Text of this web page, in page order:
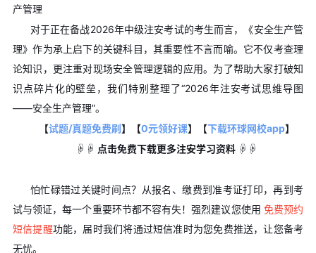
对于正在备战2026年中级注安考试的考生而言，《安全生产管
理》作为承上启下的关键科目，其重要性不言而喻。它不仅考查理
论知识，更注重对现场安全管理逻辑的应用。为了帮助大家打破知
识点碎片化的壁垒，我们特别整理了“2026年注安考试思维导图
——安全生产管理”。
【试题/真题免费刷】【0元领好课】【下载环球网校app】
☟☟ 点击免费下载更多注安学习资料 ☟☟
怕忙碌错过关键时间点？从报名、缴费到准考证打印，再到考
试与领证，每一个重要环节都不容有失！强烈建议您使用 免费预约
短信提醒功能，届时我们将通过短信准时为您免费推送，让您备考
无忧。